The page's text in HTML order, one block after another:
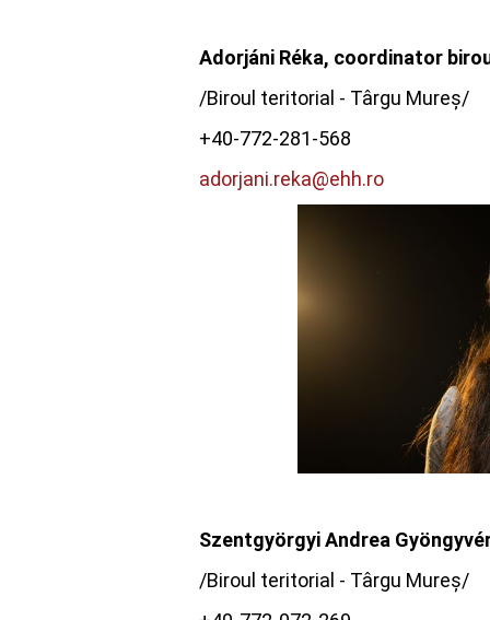
Adorjáni Réka, coordinator
/Biroul teritorial - Târgu Mureș/
+40-772-281-568
adorjani.reka@ehh.ro
Szentgyörgyi Andrea
/Biroul teritorial - Târgu Mureș/